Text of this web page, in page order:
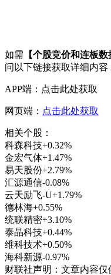
如需 【个股竞价和连板
问以下链接获取详细内容
APP端：点击此处获取
网页端： 点击此处获取
相关个股：
科森科技+0.32%
金宏气体+1.47%
易天股份+2.79%
汇源通信-0.08%
云天励飞-U+1.79%
德林海+0.55%
统联精密+3.10%
泰晶科技+0.44%
维科技术+0.50%
海科新源-0.97%
财联社声明：文章内容